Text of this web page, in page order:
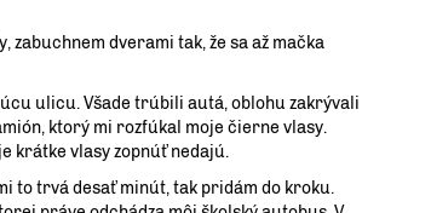
zabuchnem dverami tak, že sa až mačka
ulicu. Všade trúbili autá, oblohu zakrývali
ktorý mi rozfúkal moje čierne vlasy.
krátke vlasy zopnúť nedajú.
to trvá desať minút, tak pridám do kroku.